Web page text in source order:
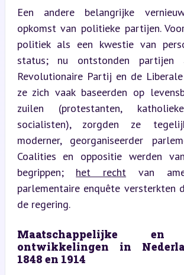
Een andere belangrijke
opkomst van politieke partijen.
politiek als een kwestie van
status; nu ontstonden
Revolutionaire Partij en de
ze zich vaak baseerden op
zuilen (protestanten,
socialisten), zorgden ze
moderner, georganiseerder
Coalities en oppositie werden
begrippen; het recht van
parlementaire enquête versterkten
de regering.
Maatschappelijke en
ontwikkelingen in
1848 en 1914